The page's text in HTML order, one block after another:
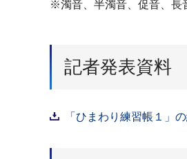
※濁音、半濁音、促音、長
記者発表資料
「ひまわり練習帳１」